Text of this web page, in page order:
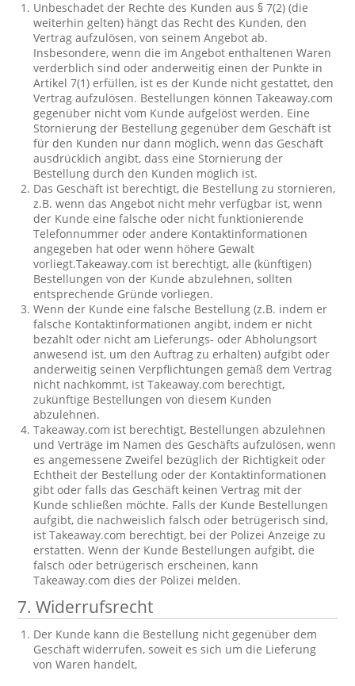
Unbeschadet der Rechte des Kunden aus § 7(2) (die
weiterhin gelten) hängt das Recht des Kunden, den
Vertrag aufzulösen, von seinem Angebot ab.
Insbesondere, wenn die im Angebot enthaltenen Waren
verderblich sind oder anderweitig einen der Punkte in
Artikel 7(1) erfüllen, ist es der Kunde nicht gestattet, den
Vertrag aufzulösen. Bestellungen können Takeaway.com
gegenüber nicht vom Kunde aufgelöst werden. Eine
Stornierung der Bestellung gegenüber dem Geschäft ist
für den Kunden nur dann möglich, wenn das Geschäft
ausdrücklich angibt, dass eine Stornierung der
Bestellung durch den Kunden möglich ist.
Das Geschäft ist berechtigt, die Bestellung zu stornieren,
z.B. wenn das Angebot nicht mehr verfügbar ist, wenn
der Kunde eine falsche oder nicht funktionierende
Telefonnummer oder andere Kontaktinformationen
angegeben hat oder wenn höhere Gewalt
vorliegt.Takeaway.com ist berechtigt, alle (künftigen)
Bestellungen von der Kunde abzulehnen, sollten
entsprechende Gründe vorliegen.
Wenn der Kunde eine falsche Bestellung (z.B. indem er
falsche Kontaktinformationen angibt, indem er nicht
bezahlt oder nicht am Lieferungs- oder Abholungsort
anwesend ist, um den Auftrag zu erhalten) aufgibt oder
anderweitig seinen Verpflichtungen gemäß dem Vertrag
nicht nachkommt, ist Takeaway.com berechtigt,
zukünftige Bestellungen von diesem Kunden
abzulehnen.
Takeaway.com ist berechtigt, Bestellungen abzulehnen
und Verträge im Namen des Geschäfts aufzulösen, wenn
es angemessene Zweifel bezüglich der Richtigkeit oder
Echtheit der Bestellung oder der Kontaktinformationen
gibt oder falls das Geschäft keinen Vertrag mit der
Kunde schließen möchte. Falls der Kunde Bestellungen
aufgibt, die nachweislich falsch oder betrügerisch sind,
ist Takeaway.com berechtigt, bei der Polizei Anzeige zu
erstatten. Wenn der Kunde Bestellungen aufgibt, die
falsch oder betrügerisch erscheinen, kann
Takeaway.com dies der Polizei melden.
7. Widerrufsrecht
Der Kunde kann die Bestellung nicht gegenüber dem
Geschäft widerrufen, soweit es sich um die Lieferung
von Waren handelt,